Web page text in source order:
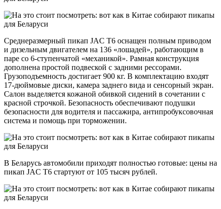
Среднеразмерный пикап JAC T6 оснащен полным приводом
и дизельным двигателем на 136 «лошадей», работающим в
паре со 6-ступенчатой «механикой». Рамная конструкция
дополнена простой подвеской с задними рессорами.
Грузоподъемность достигает 900 кг. В комплектацию входят
17-дюймовые диски, камера заднего вида и сенсорный экран.
Салон выделяется кожаной обивкой сидений в сочетании с
красной строчкой. Безопасность обеспечивают подушки
безопасности для водителя и пассажира, антипробуксовочная
система и помощь при торможении.
В Беларусь автомобили приходят полностью готовые: цены на
пикап JAC T6 стартуют от 105 тысяч рублей.